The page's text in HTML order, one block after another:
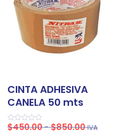
CINTA ADHESIVA
CANELA 50 mts
Valorado
$450.00-$850.00 IVA